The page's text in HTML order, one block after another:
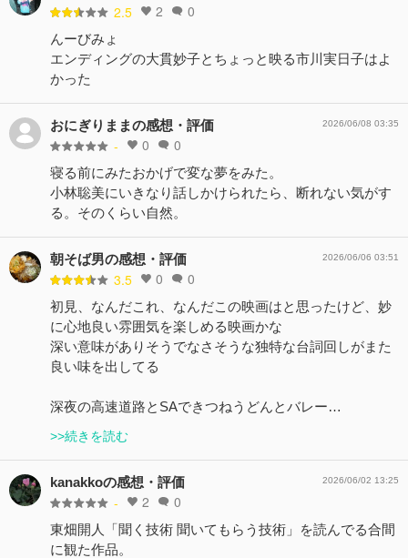
2.5 2 0
んーびみょ
エンディングの大貫妙子とちょっと映る市川実日子はよ
かった
おにぎりままの感想・評価
- 0 0
2026/06/08 03:35
寝る前にみたおかげで変な夢をみた。
小林聡美にいきなり話しかけられたら、断れない気がす
る。そのくらい自然。
朝そば男の感想・評価
3.5 0 0
2026/06/06 03:51
初見、なんだこれ、なんだこの映画はと思ったけど、妙
に心地良い雰囲気を楽しめる映画かな
深い意味がありそうでなさそうな独特な台詞回しがまた
良い味を出してる
深夜の高速道路とSAできつねうどんとバレー…
>>続きを読む
kanakkoの感想・評価
- 2 0
2026/06/02 13:25
東畑開人「聞く技術 聞いてもらう技術」を読んでる合間
に観た作品。